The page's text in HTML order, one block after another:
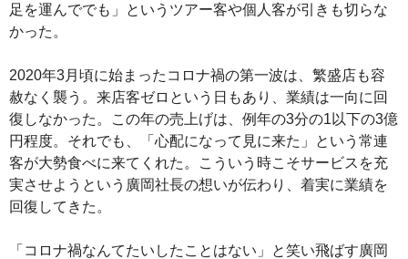
足を運んででも」というツアー客や個人客が引きも切らな
かった。
2020年3月頃に始まったコロナ禍の第一波は、繁盛店も容
赦なく襲う。来店客ゼロという日もあり、業績は一向に回
復しなかった。この年の売上げは、例年の3分の1以下の3億
円程度。それでも、「心配になって見に来た」という常連
客が大勢食べに来てくれた。こういう時こそサービスを充
実させようという廣岡社長の想いが伝わり、着実に業績を
回復してきた。
「コロナ禍なんてたいしたことはない」と笑い飛ばす廣岡